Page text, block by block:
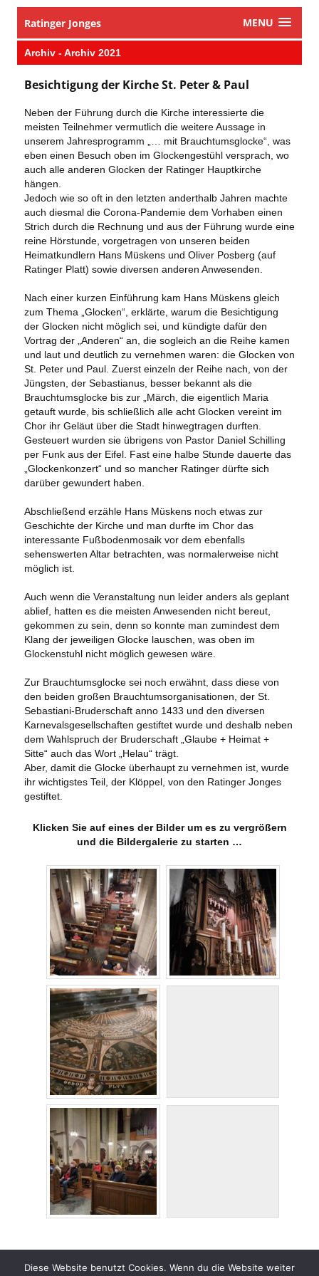
Ratinger Jonges MENU
Archiv - Archiv 2021
Besichtigung der Kirche St. Peter & Paul
Neben der Führung durch die Kirche interessierte die
meisten Teilnehmer vermutlich die weitere Aussage in
unserem Jahresprogramm „… mit Brauchtumsglocke“, was
eben einen Besuch oben im Glockengestühl versprach, wo
auch alle anderen Glocken der Ratinger Hauptkirche
hängen.
Jedoch wie so oft in den letzten anderthalb Jahren machte
auch diesmal die Corona-Pandemie dem Vorhaben einen
Strich durch die Rechnung und aus der Führung wurde eine
reine Hörstunde, vorgetragen von unseren beiden
Heimatkundlern Hans Müskens und Oliver Posberg (auf
Ratinger Platt) sowie diversen anderen Anwesenden.
Nach einer kurzen Einführung kam Hans Müskens gleich
zum Thema „Glocken“, erklärte, warum die Besichtigung
der Glocken nicht möglich sei, und kündigte dafür den
Vortrag der „Anderen“ an, die sogleich an die Reihe kamen
und laut und deutlich zu vernehmen waren: die Glocken von
St. Peter und Paul. Zuerst einzeln der Reihe nach, von der
Jüngsten, der Sebastianus, besser bekannt als die
Brauchtumsglocke bis zur „Märch, die eigentlich Maria
getauft wurde, bis schließlich alle acht Glocken vereint im
Chor ihr Geläut über die Stadt hinwegtragen durften.
Gesteuert wurden sie übrigens von Pastor Daniel Schilling
per Funk aus der Eifel. Fast eine halbe Stunde dauerte das
„Glockenkonzert“ und so mancher Ratinger dürfte sich
darüber gewundert haben.
Abschließend erzähle Hans Müskens noch etwas zur
Geschichte der Kirche und man durfte im Chor das
interessante Fußbodenmosaik vor dem ebenfalls
sehenswerten Altar betrachten, was normalerweise nicht
möglich ist.
Auch wenn die Veranstaltung nun leider anders als geplant
ablief, hatten es die meisten Anwesenden nicht bereut,
gekommen zu sein, denn so konnte man zumindest dem
Klang der jeweiligen Glocke lauschen, was oben im
Glockenstuhl nicht möglich gewesen wäre.
Zur Brauchtumsglocke sei noch erwähnt, dass diese von
den beiden großen Brauchtumsorganisationen, der St.
Sebastiani-Bruderschaft anno 1433 und den diversen
Karnevalsgesellschaften gestiftet wurde und deshalb neben
dem Wahlspruch der Bruderschaft „Glaube + Heimat +
Sitte“ auch das Wort „Helau“ trägt.
Aber, damit die Glocke überhaupt zu vernehmen ist, wurde
ihr wichtigstes Teil, der Klöppel, von den Ratinger Jonges
gestiftet.
Klicken Sie auf eines der Bilder um es zu vergrößern
und die Bildergalerie zu starten …
Share Tweet
Diese Website benutzt Cookies. Wenn du die Website weiter